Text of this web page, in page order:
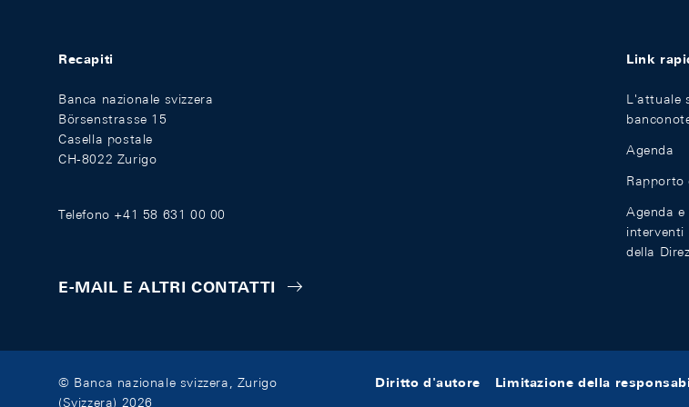
Recapiti
Banca nazionale svizzera
Börsenstrasse 15
Casella postale
CH-8022 Zurigo
Telefono +41 58 631 00 00
E-MAIL E ALTRI CONTATTI
Link
L'attuale
Agenda
Rapporto
Agenda e
interventi
della
© Banca nazionale svizzera, Zurigo
(Svizzera) 2026
Diritto d'autore Limitazione della